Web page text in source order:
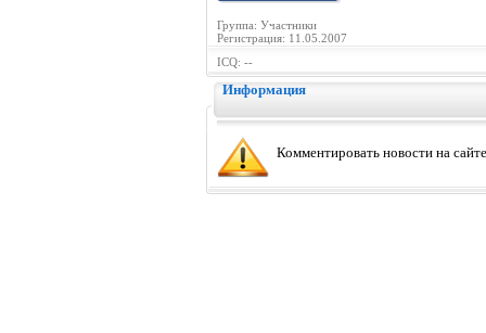
Группа: Участники
Регистрация: 11.05.2007
ICQ: --
Информация
Комментировать новости на